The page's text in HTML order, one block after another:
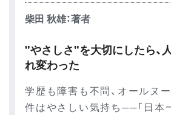
柴田 秋雄：著者
"やさしさ"を大切にしたら、
れ変わった
学歴も障害も不問、オールヌ
件はやさしい気持ち──「日本